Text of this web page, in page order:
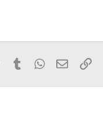
PinterestTumblr WhatsApp
E-Mail